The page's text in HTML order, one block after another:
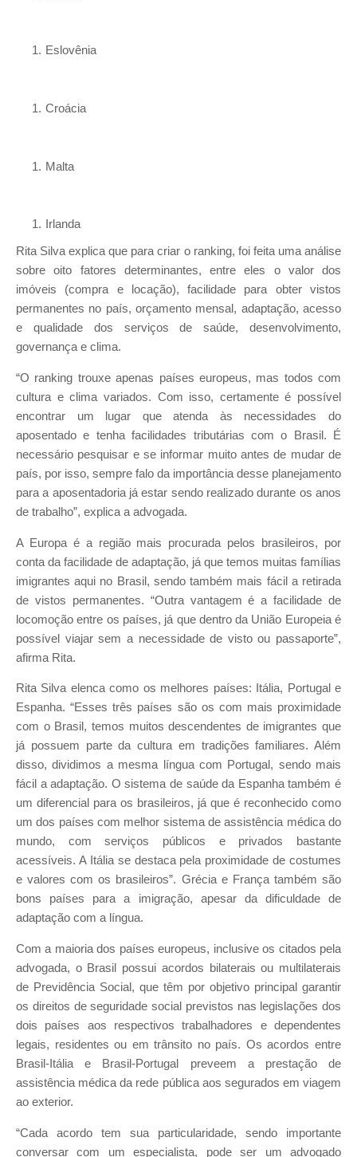
Eslovênia
Croácia
Malta
Irlanda
Rita Silva explica que para criar o ranking, foi feita uma análise
sobre oito fatores determinantes, entre eles o valor dos
imóveis (compra e locação), facilidade para obter vistos
permanentes no país, orçamento mensal, adaptação, acesso
e qualidade dos serviços de saúde, desenvolvimento,
governança e clima.
“O ranking trouxe apenas países europeus, mas todos com
cultura e clima variados. Com isso, certamente é possível
encontrar um lugar que atenda às necessidades do
aposentado e tenha facilidades tributárias com o Brasil. É
necessário pesquisar e se informar muito antes de mudar de
país, por isso, sempre falo da importância desse planejamento
para a aposentadoria já estar sendo realizado durante os anos
de trabalho”, explica a advogada.
A Europa é a região mais procurada pelos brasileiros, por
conta da facilidade de adaptação, já que temos muitas famílias
imigrantes aqui no Brasil, sendo também mais fácil a retirada
de vistos permanentes. “Outra vantagem é a facilidade de
locomoção entre os países, já que dentro da União Europeia é
possível viajar sem a necessidade de visto ou passaporte”,
afirma Rita.
Rita Silva elenca como os melhores países: Itália, Portugal e
Espanha. “Esses três países são os com mais proximidade
com o Brasil, temos muitos descendentes de imigrantes que
já possuem parte da cultura em tradições familiares. Além
disso, dividimos a mesma língua com Portugal, sendo mais
fácil a adaptação. O sistema de saúde da Espanha também é
um diferencial para os brasileiros, já que é reconhecido como
um dos países com melhor sistema de assistência médica do
mundo, com serviços públicos e privados bastante
acessíveis. A Itália se destaca pela proximidade de costumes
e valores com os brasileiros”. Grécia e França também são
bons países para a imigração, apesar da dificuldade de
adaptação com a língua.
Com a maioria dos países europeus, inclusive os citados pela
advogada, o Brasil possui acordos bilaterais ou multilaterais
de Previdência Social, que têm por objetivo principal garantir
os direitos de seguridade social previstos nas legislações dos
dois países aos respectivos trabalhadores e dependentes
legais, residentes ou em trânsito no país. Os acordos entre
Brasil-Itália e Brasil-Portugal preveem a prestação de
assistência médica da rede pública aos segurados em viagem
ao exterior.
“Cada acordo tem sua particularidade, sendo importante
conversar com um especialista, pode ser um advogado